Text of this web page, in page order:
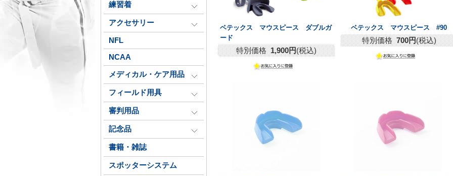
練習着
アクセサリー
NFL
NCAA
メディカル・ケア用品
フィールド用具
審判用品
記念品
書籍・雑誌
スポッターシステム
ベテックス マウスピース ダブルガ
ード
特別価格 1,900円(税込)
ベテックス マウスピース #90
特別価格 700円(税込)